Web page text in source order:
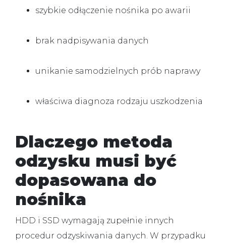
szybkie odłączenie nośnika po awarii
brak nadpisywania danych
unikanie samodzielnych prób naprawy
właściwa diagnoza rodzaju uszkodzenia
Dlaczego metoda
odzysku musi być
dopasowana do
nośnika
HDD i SSD wymagają zupełnie innych
procedur odzyskiwania danych. W przypadku